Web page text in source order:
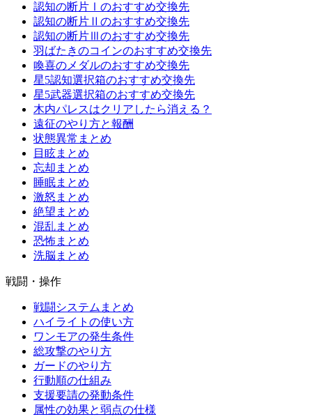
認知の断片Ⅰのおすすめ交換先
認知の断片Ⅱのおすすめ交換先
認知の断片Ⅲのおすすめ交換先
羽ばたきのコインのおすすめ交換先
喚喜のメダルのおすすめ交換先
星5認知選択箱のおすすめ交換先
星5武器選択箱のおすすめ交換先
木内パレスはクリアしたら消える？
遠征のやり方と報酬
状態異常まとめ
目眩まとめ
忘却まとめ
睡眠まとめ
激怒まとめ
絶望まとめ
混乱まとめ
恐怖まとめ
洗脳まとめ
戦闘・操作
戦闘システムまとめ
ハイライトの使い方
ワンモアの発生条件
総攻撃のやり方
ガードのやり方
行動順の仕組み
支援要請の発動条件
属性の効果と弱点の仕様